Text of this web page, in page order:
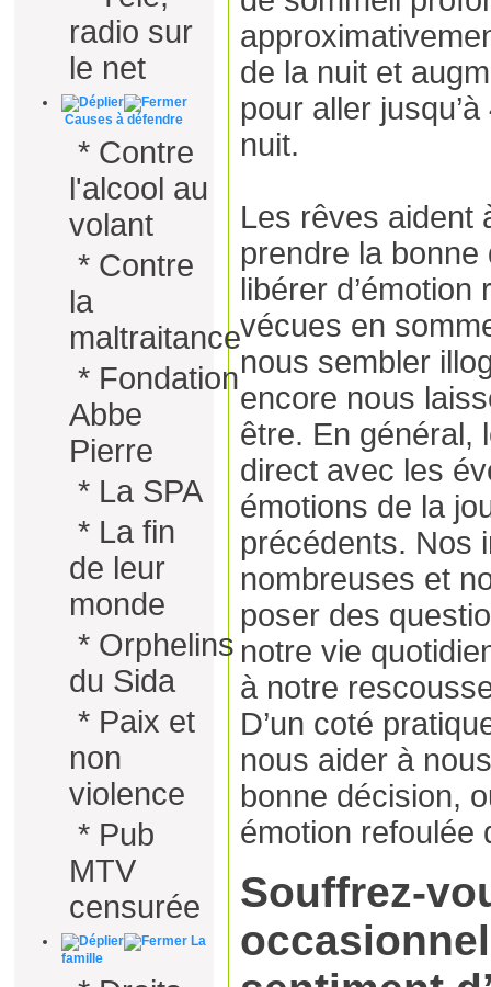
radio sur
le net
Causes à défendre
* Contre
l'alcool au
volant
* Contre
la
maltraitance
* Fondation
Abbe
Pierre
* La SPA
* La fin
de leur
monde
* Orphelins
du Sida
* Paix et
non
violence
* Pub
MTV
censurée
La
famille
de la nuit et
pour aller
nuit.
Les rêves aident
prendre la
libérer
vécues en
nous sembler
encore nous
être. En général,
direct avec les
émotions de la
précédents. Nos
nombreuses et
poser des
notre vie
à notre
D’un coté
nous aider à
bonne décision,
émotion refoulée
Souffrez-